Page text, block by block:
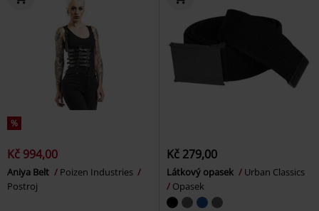
%
Kč 994,00
Aniya Belt
Poizen Industries
Postroj
Kč 279,00
Látkový opasek
Urban Classics
Opasek